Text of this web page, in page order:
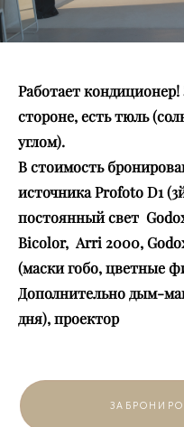
Работает
стороне, есть тюль
углом).
В стоимость
источника Profoto D1
постоянный свет
Bicolor, Arri 2000,
(маски гобо, цветные
Дополнительно дым-
дня), проектор